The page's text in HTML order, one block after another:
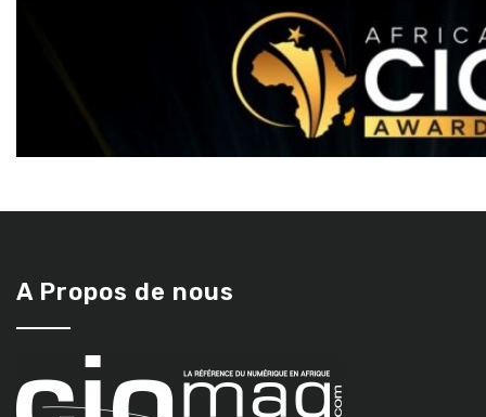
A Propos de nous